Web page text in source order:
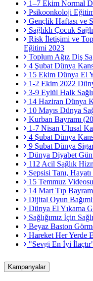
1–7 Ekim Normal
Psikoonkoloji
Gençlik Haftası ve
Sağlıklı Çocuk
Risk İletişimi ve
Eğitimi 2023
Toplum Ağız Diş
4 Şubat Dünya
15 Ekim Dünya El
1-2 Ekim 2022
3-9 Eylül Halk
14 Haziran Dünya
10 Mayıs Dünya
Kurban Bayramı
1-7 Nisan Ulusal
4 Şubat Dünya
9 Şubat Dünya
Dünya Diyabet
112 Acil Sağlık
Sepsisi Tanı,
15 Temmuz
14 Mart Tıp
Dijital Oyun
Dünya El Yıkama
Sağlığımız İçin
Beyaz Baston
Hareket Her Yerde
"Sevgi En İyi
Kampanyalar